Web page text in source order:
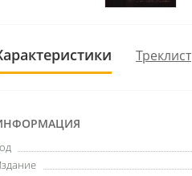
Треклист